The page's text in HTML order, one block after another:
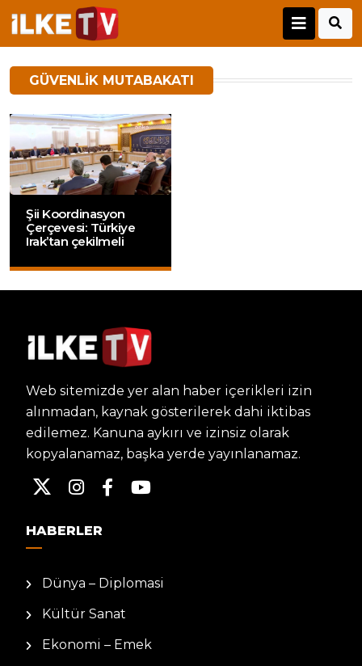
GÜVENLIK MUTABAKATI
Şii Koordinasyon
Çerçevesi: Türkiye
Irak’tan çekilmeli
Web sitemizde yer alan haber içerikleri izin
alınmadan, kaynak gösterilerek dahi iktibas
edilemez. Kanuna aykırı ve izinsiz olarak
kopyalanamaz, başka yerde yayınlanamaz.
HABERLER
Dünya – Diplomasi
Kültür Sanat
Ekonomi – Emek